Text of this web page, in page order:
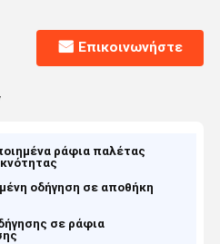
Επικοινωνήστε
ράφια παλέτας
οδήγηση σε αποθήκη
σε ράφια